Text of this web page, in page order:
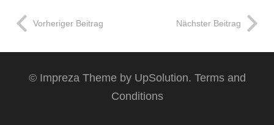
Vorheriger Beitrag Nächster Beitrag
© Impreza Theme by UpSolution. Terms and
Conditions